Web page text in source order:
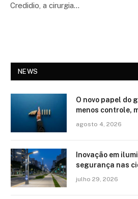
Credidio, a cirurgia…
NEWS
O novo papel do
menos controle,
agosto 4, 2026
Inovação em
segurança nas
julho 29, 2026